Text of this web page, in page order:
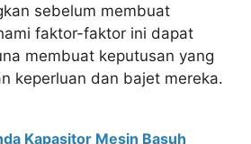
sebelum membuat
faktor-faktor ini dapat
membuat keputusan yang
keperluan dan bajet mereka.​
Kapasitor Mesin Basuh